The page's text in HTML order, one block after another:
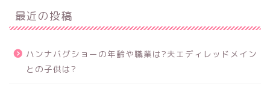
最近の投稿
ハンナバグショーの年齢や職業は?夫エディレッドメイン
との子供は?